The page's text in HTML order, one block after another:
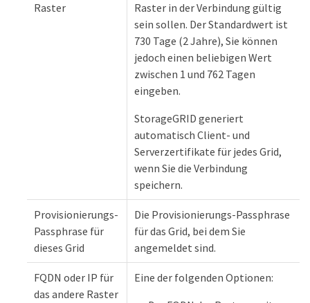
Raster
Raster in der Verbindung gültig
sein sollen. Der Standardwert ist
730 Tage (2 Jahre), Sie können
jedoch einen beliebigen Wert
zwischen 1 und 762 Tagen
eingeben.
StorageGRID generiert
automatisch Client- und
Serverzertifikate für jedes Grid,
wenn Sie die Verbindung
speichern.
Provisionierungs-
Passphrase für
dieses Grid
Die Provisionierungs-Passphrase
für das Grid, bei dem Sie
angemeldet sind.
FQDN oder IP für
das andere Raster
Eine der folgenden Optionen: